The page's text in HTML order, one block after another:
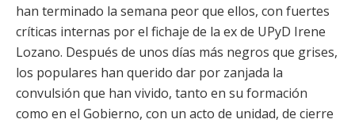
han terminado la semana peor que ellos, con fuertes
críticas internas por el fichaje de la ex de UPyD Irene
Lozano. Después de unos días más negros que grises,
los populares han querido dar por zanjada la
convulsión que han vivido, tanto en su formación
como en el Gobierno, con un acto de unidad, de cierre